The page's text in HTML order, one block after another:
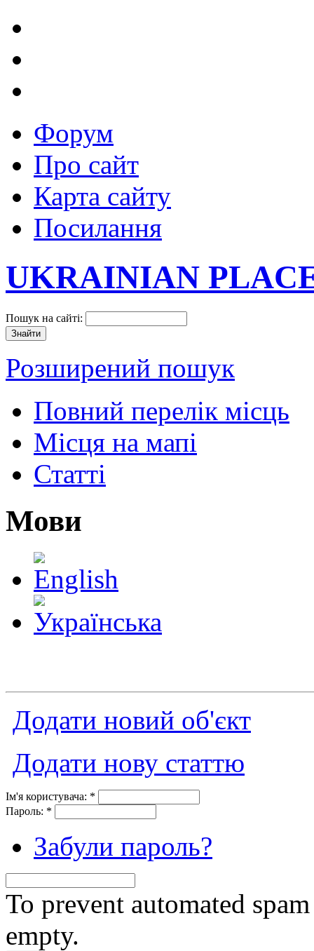
Форум
Про сайт
Карта сайту
Посилання
UKRAINIAN
Пошук на сайті:
Розширений пошук
Повний перелік місць
Місця на мапі
Статті
Мови
Додати новий об'єкт
Додати нову статтю
Ім'я користувача: *
Пароль: *
Забули пароль?
To prevent automated
empty.